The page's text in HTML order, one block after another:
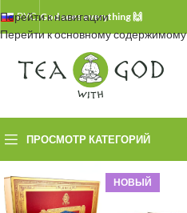
Перейти к навигации
Перейти к основному содержимому
РУС.God sees everything 🙌
ПРОСМОТР КАТЕГОРИЙ
НОВЫЙ